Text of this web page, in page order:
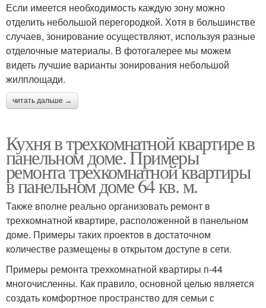
Если имеется необходимость каждую зону можно
отделить небольшой перегородкой. Хотя в большинстве
случаев, зонирование осуществляют, используя разные
отделочные материалы. В фотогалерее мы можем
видеть лучшие варианты зонирования небольшой
жилплощади.
читать дальше →
Кухня в трехкомнатной квартире в
панельном доме. Примеры
ремонта трехкомнатной квартиры
в панельном доме 64 кв. м.
Также вполне реально организовать ремонт в
трехкомнатной квартире, расположенной в панельном
доме. Примеры таких проектов в достаточном
количестве размещены в открытом доступе в сети.
Примеры ремонта трехкомнатной квартиры п-44
многочисленны. Как правило, основной целью является
создать комфортное пространство для семьи с